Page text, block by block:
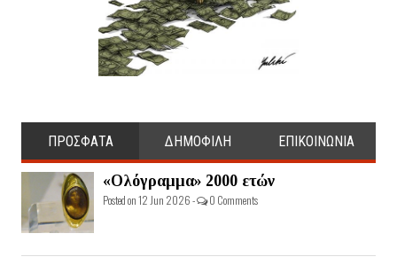
ΠΡΟΣΦΑΤΑ ΔΗΜΟΦΙΛΗ ΕΠΙΚΟΙΝΩΝΙΑ
«Ολόγραμμα» 2000 ετών
Posted on 12 Jun 2026 - 0 Comments